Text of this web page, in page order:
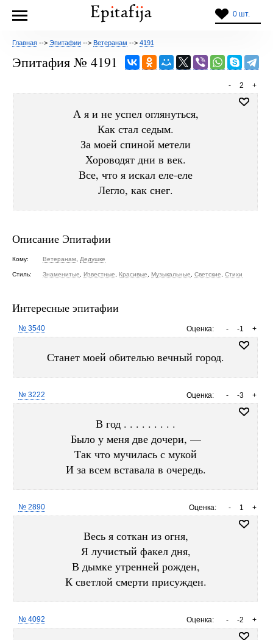
0 шт.
Главная --> Эпитафии --> Ветеранам --> 4191
Эпитафия № 4191
+
2
-
А я и не успел оглянуться,
Как стал седым.
За моей спиной метели
Хороводят дни в век.
Все, что я искал еле-еле
Легло, как снег.
Описание Эпитафии
Кому: Ветеранам Дедушке
Стиль: Знаменитые Известные Красивые Музыкальные Светские Стихи
Интересные эпитафии
Оценка: +
-1
-
№ 3540
Станет моей обителью вечный город.
Оценка: +
-3
-
№ 3222
В год . . . . . . . . .
Было у меня две дочери, —
Так что мучилась с мукой
И за всем вставала в очередь.
Оценка: +
1
-
№ 2890
Весь я соткан из огня,
Я лучистый факел дня,
В дымке утренней рожден,
К светлой смерти присужден.
Оценка: +
-2
-
№ 4092